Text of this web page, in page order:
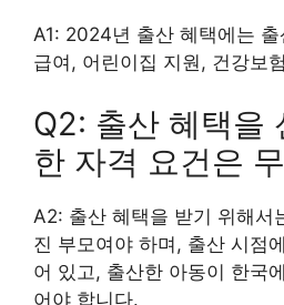
A1: 2024년 출산 혜택에는
급여, 어린이집 지원, 건강보
Q2: 출산 혜택을
한 자격 요건은
A2: 출산 혜택을 받기 위해서
진 부모여야 하며, 출산 시점
어 있고, 출산한 아동이 한국
어야 합니다.